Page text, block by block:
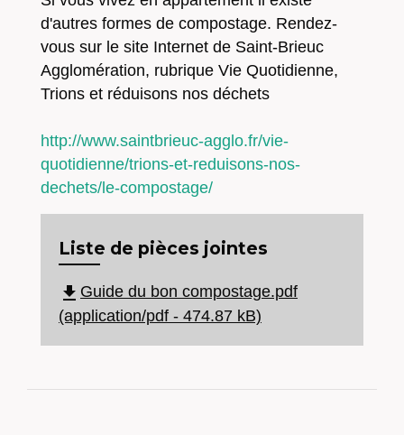
d'autres formes de compostage. Rendez-
vous sur le site Internet de Saint-Brieuc
Agglomération, rubrique Vie Quotidienne,
Trions et réduisons nos déchets
http://www.saintbrieuc-agglo.fr/vie-
quotidienne/trions-et-reduisons-nos-
dechets/le-compostage/
Liste de pièces jointes
file_download Guide du bon compostage.pdf
(application/pdf - 474.87 kB)